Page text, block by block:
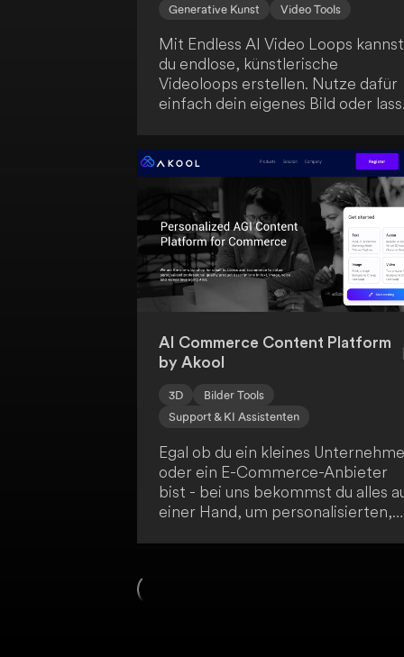
Generative Kunst Video Tools
Mit Endless AI Video Loops kannst
du endlose, künstlerische
Videoloops erstellen. Nutze dafür
einfach dein eigenes Bild oder lass
Computer Vision mit modernem,
generativem maschinellem
um deine kreativen Möglichkeiten
zu erweitern.
AI Commerce Content Platform
by Akool
3D
Bilder Tools
Support & KI Assistenten
Egal ob du ein kleines
oder ein E-Commerce-Anbieter
bist - bei uns bekommst du alles
einer Hand, um personalisierten,